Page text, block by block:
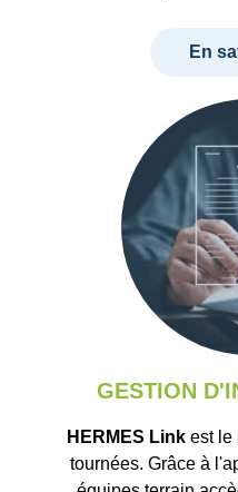
En
GESTION
HERMES Link est le
tournées. Grâce à